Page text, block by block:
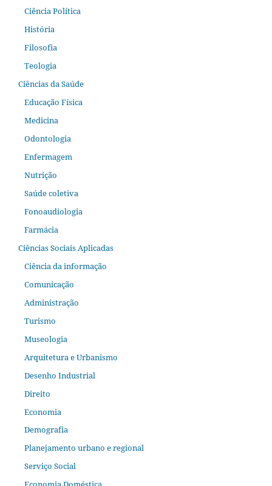
Ciência Política
História
Filosofia
Teologia
Ciências da Saúde
Educação Física
Medicina
Odontologia
Enfermagem
Nutrição
Saúde coletiva
Fonoaudiologia
Farmácia
Ciências Sociais Aplicadas
Ciência da informação
Comunicação
Administração
Turismo
Museologia
Arquitetura e Urbanismo
Desenho Industrial
Direito
Economia
Demografia
Planejamento urbano e regional
Serviço Social